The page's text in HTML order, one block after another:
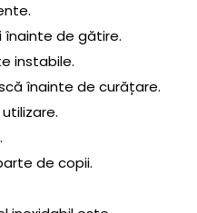
înainte de gătire.
instabile.
înainte de curățare.
de copii.